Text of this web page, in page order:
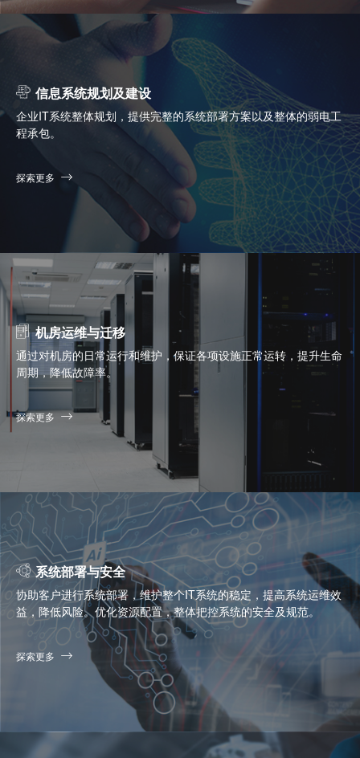
信息系统规划及建设
企业IT系统整体规划，提供完整的系统部署方案以及整体的弱电工
程承包。
探索更多
机房运维与迁移
通过对机房的日常运行和维护，保证各项设施正常运转，提升生命
周期，降低故障率。
探索更多
系统部署与安全
协助客户进行系统部署，维护整个IT系统的稳定，提高系统运维效
益，降低风险。优化资源配置，整体把控系统的安全及规范。
探索更多